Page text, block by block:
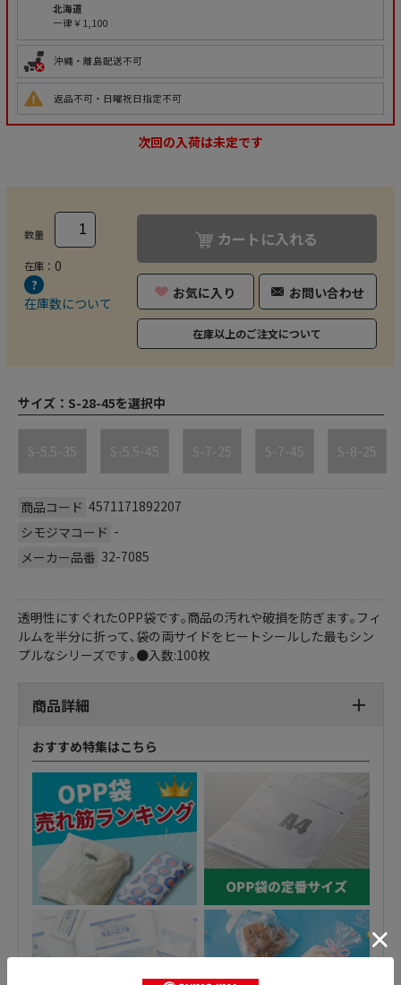
北海道
一律￥1,100
沖縄・離島配送不可
返品不可・日曜祝日指定不可
次回の入荷は未定です
数量
在庫： 0
在庫数について
カートに入れる
お気に入り お問い合わせ
在庫以上のご注文について
サイズ： S-28-45を選択中
S-5.5-35 S-5.5-45 S-7-25 S-7-45 S-8-25
商品コード 4571171892207
シモジマコード -
メーカー品番 32-7085
透明性にすぐれたOPP袋です｡商品の汚れや破損を防ぎます｡フィ
ルムを半分に折って､袋の両サイドをヒートシールした最もシン
プルなシリーズです｡●入数:100枚
商品詳細
おすすめ特集はこちら